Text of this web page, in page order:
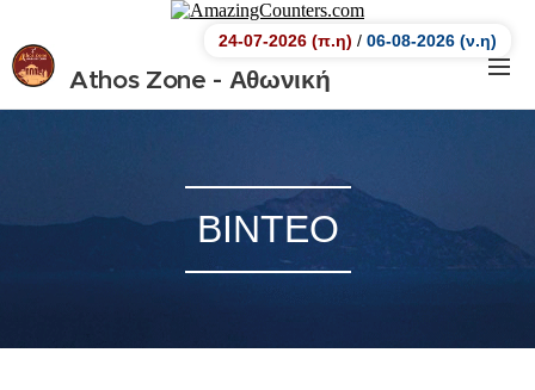
24-07-2026 (π.η) / 06-08-2026 (ν.η)
Athos Zone - Αθωνική
ΒΙΝΤΕΟ